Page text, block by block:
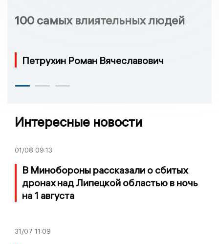
100 самых влиятельных людей
Петрухин Роман Вячеславович
Интересные новости
01/08 09:13
В Минобороны рассказали о сбитых
дронах над Липецкой областью в ночь
на 1 августа
31/07 11:09